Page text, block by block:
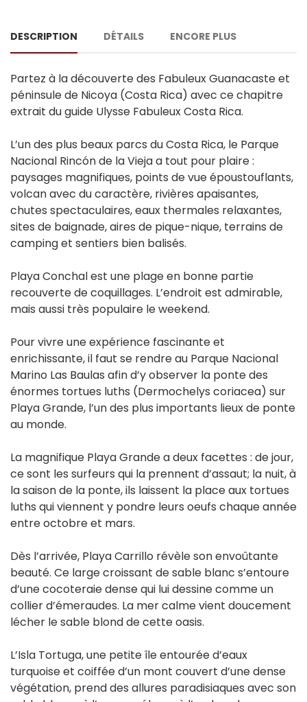
DESCRIPTION DÉTAILS ENCORE PLUS
Partez à la découverte des Fabuleux Guanacaste et
péninsule de Nicoya (Costa Rica) avec ce chapitre
extrait du guide Ulysse Fabuleux Costa Rica.
L’un des plus beaux parcs du Costa Rica, le Parque
Nacional Rincón de la Vieja a tout pour plaire :
paysages magnifiques, points de vue époustouflants,
volcan avec du caractère, rivières apaisantes,
chutes spectaculaires, eaux thermales relaxantes,
sites de baignade, aires de pique-nique, terrains de
camping et sentiers bien balisés.
Playa Conchal est une plage en bonne partie
recouverte de coquillages. L’endroit est admirable,
mais aussi très populaire le weekend.
Pour vivre une expérience fascinante et
enrichissante, il faut se rendre au Parque Nacional
Marino Las Baulas afin d’y observer la ponte des
énormes tortues luths (Dermochelys coriacea) sur
Playa Grande, l’un des plus importants lieux de ponte
au monde.
La magnifique Playa Grande a deux facettes : de jour,
ce sont les surfeurs qui la prennent d’assaut; la nuit, à
la saison de la ponte, ils laissent la place aux tortues
luths qui viennent y pondre leurs oeufs chaque année
entre octobre et mars.
Dès l’arrivée, Playa Carrillo révèle son envoûtante
beauté. Ce large croissant de sable blanc s’entoure
d’une cocoteraie dense qui lui dessine comme un
collier d’émeraudes. La mer calme vient doucement
lécher le sable blond de cette oasis.
L’Isla Tortuga, une petite île entourée d’eaux
turquoise et coiffée d’un mont couvert d’une dense
végétation, prend des allures paradisiaques avec son